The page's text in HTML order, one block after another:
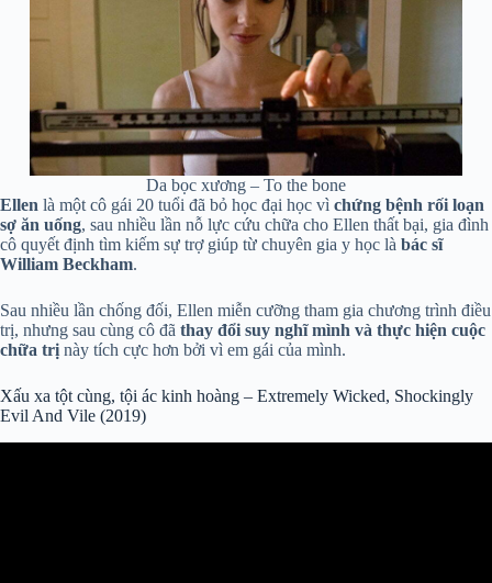
Da bọc xương – To the bone
Ellen là một cô gái 20 tuổi đã bỏ học đại học vì chứng bệnh rối loạn
sợ ăn uống, sau nhiều lần nỗ lực cứu chữa cho Ellen thất bại, gia đình
cô quyết định tìm kiếm sự trợ giúp từ chuyên gia y học là bác sĩ
William Beckham.
Sau nhiều lần chống đối, Ellen miễn cưỡng tham gia chương trình điều
trị, nhưng sau cùng cô đã thay đổi suy nghĩ mình và thực hiện cuộc
chữa trị này tích cực hơn bởi vì em gái của mình.
Xấu xa tột cùng, tội ác kinh hoàng – Extremely Wicked, Shockingly
Evil And Vile (2019)